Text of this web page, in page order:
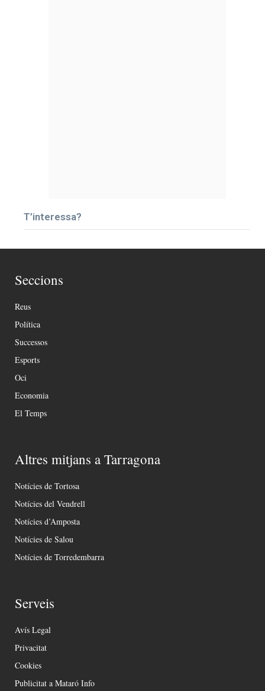
T’interessa?
Seccions
Reus
Política
Successos
Esports
Oci
Economia
El Temps
Altres mitjans a Tarragona
Notícies de Tortosa
Notícies del Vendrell
Notícies d’Amposta
Notícies de Salou
Notícies de Torredembarra
Serveis
Avís Legal
Privacitat
Cookies
Publicitat a Mataró Info